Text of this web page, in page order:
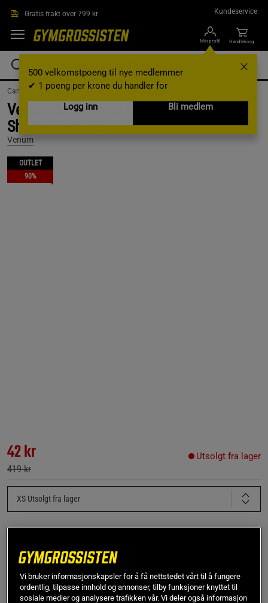
Gratis frakt over 799 kr Kundeservice
Min profil
500 velkomstpoeng til nye medlemmer
✔ 1 poeng per krone du handler for
Logg inn
Bli medlem
Handlekorg
Campaigns / Outlet / outlet-treningsklaer / Outlet for henne
Venum Boxing Classic Compression
Shorts Black,XS
Venum
OUTLET
90%
42 kr
419 kr
Utsolgt fra lager
XS Utsolgt fra lager
!
Dette produktet er dessverre ikke i lager. Få beskjed når
det kommer på lager igen.
Vi bruker informasjonskapsler for å få nettstedet vårt til å fungere
ordentlig, tilpasse innhold og annonser, tilby funksjoner knyttet til
sosiale medier og analysere trafikken vår. Vi deler også informasjon